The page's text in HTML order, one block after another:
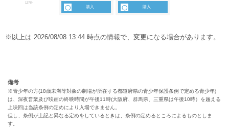
備考
※青少年の方(18歳未満等対象の劇場が所在する都道府県の青少年保護条例で定める青少年)
は、深夜営業及び映画の終映時間が午後11時(大阪府、群馬県、三重県は午後10時）を越える
上映回は当該条例の定めにより入場できません。
但し、条例が上記と異なる定めをしているときは、条例の定めるところによるものとしま
す。